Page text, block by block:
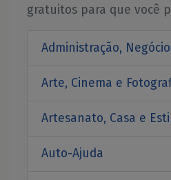
gratuitos para que você
Administração,
Arte, Cinema e
Artesanato, Casa e
Auto-Ajuda